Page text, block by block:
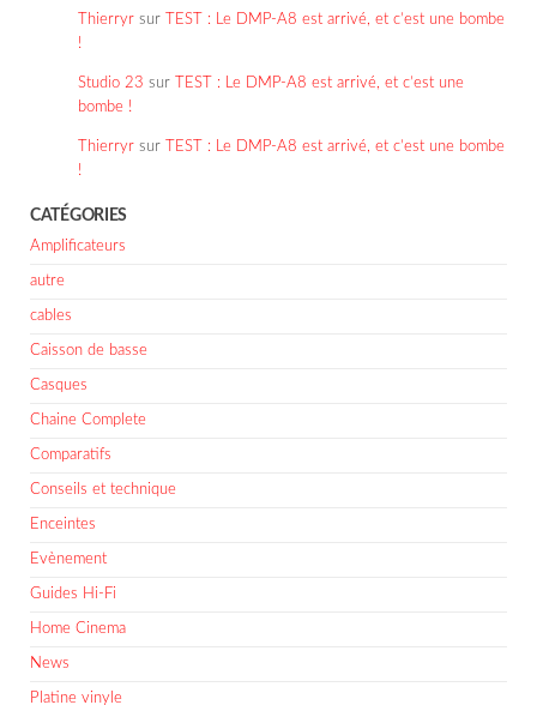
Thierryr sur
TEST : Le DMP-A8 est arrivé, et c’est une bombe
!
Studio 23 sur
TEST : Le DMP-A8 est arrivé, et c’est une
bombe !
Thierryr sur
TEST : Le DMP-A8 est arrivé, et c’est une bombe
!
CATÉGORIES
Amplificateurs
autre
cables
Caisson de basse
Casques
Chaine Complete
Comparatifs
Conseils et technique
Enceintes
Evènement
Guides Hi-Fi
Home Cinema
News
Platine vinyle